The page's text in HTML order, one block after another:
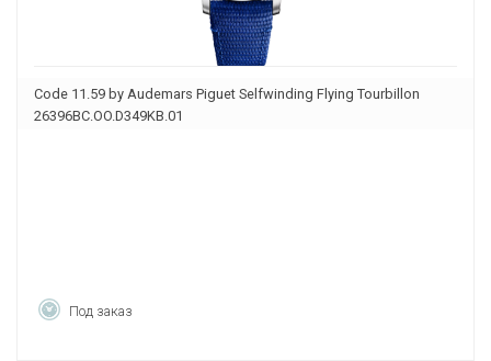
Code 11.59 by Audemars Piguet Selfwinding Flying Tourbillon
26396BC.OO.D349KB.01
Под заказ